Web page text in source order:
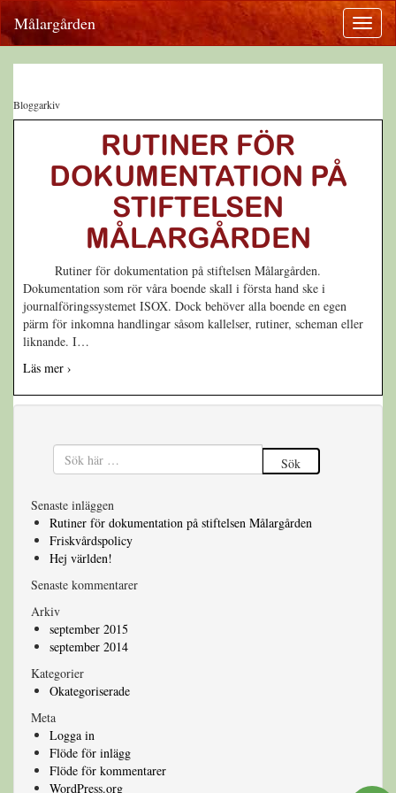
Målargården
Bloggarkiv
RUTINER FÖR
DOKUMENTATION PÅ
STIFTELSEN
MÅLARGÅRDEN
Rutiner för dokumentation på stiftelsen Målargården.
Dokumentation som rör våra boende skall i första hand ske i
journalföringssystemet ISOX. Dock behöver alla boende en egen
pärm för inkomna handlingar såsom kallelser, rutiner, scheman eller
liknande. I…
Läs mer ›
Sök
Senaste inläggen
Rutiner för dokumentation på stiftelsen Målargården
Friskvårdspolicy
Hej världen!
Senaste kommentarer
Arkiv
september 2015
september 2014
Kategorier
Okategoriserade
Meta
Logga in
Flöde för inlägg
Flöde för kommentarer
WordPress.org